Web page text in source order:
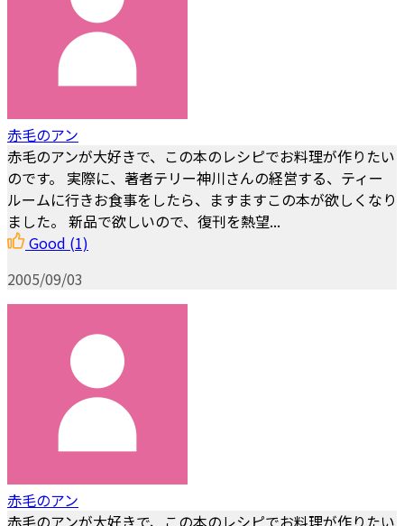
赤毛のアン
赤毛のアンが大好きで、この本のレシピでお料理が作りたい
のです。 実際に、著者テリー神川さんの経営する、ティー
ルームに行きお食事をしたら、ますますこの本が欲しくなり
ました。 新品で欲しいので、復刊を熱望...
Good (1)
2005/09/03
赤毛のアン
赤毛のアンが大好きで、この本のレシピでお料理が作りたい